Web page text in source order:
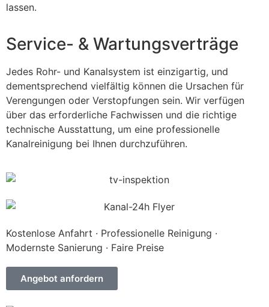
lassen.
Service- & Wartungsverträge
Jedes Rohr- und Kanalsystem ist einzigartig, und
dementsprechend vielfältig können die Ursachen für
Verengungen oder Verstopfungen sein. Wir verfügen
über das erforderliche Fachwissen und die richtige
technische Ausstattung, um eine professionelle
Kanalreinigung bei Ihnen durchzuführen.
Kostenlose Anfahrt · Professionelle Reinigung ·
Modernste Sanierung · Faire Preise
Angebot anfordern